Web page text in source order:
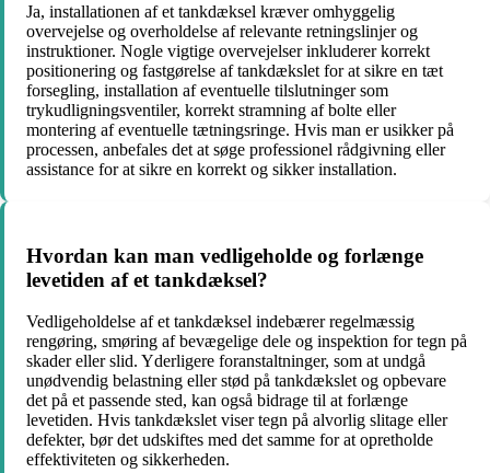
Ja, installationen af et tankdæksel kræver omhyggelig
overvejelse og overholdelse af relevante retningslinjer og
instruktioner. Nogle vigtige overvejelser inkluderer korrekt
positionering og fastgørelse af tankdækslet for at sikre en tæt
forsegling, installation af eventuelle tilslutninger som
trykudligningsventiler, korrekt stramning af bolte eller
montering af eventuelle tætningsringe. Hvis man er usikker på
processen, anbefales det at søge professionel rådgivning eller
assistance for at sikre en korrekt og sikker installation.
Hvordan kan man vedligeholde og forlænge
levetiden af et tankdæksel?
Vedligeholdelse af et tankdæksel indebærer regelmæssig
rengøring, smøring af bevægelige dele og inspektion for tegn på
skader eller slid. Yderligere foranstaltninger, som at undgå
unødvendig belastning eller stød på tankdækslet og opbevare
det på et passende sted, kan også bidrage til at forlænge
levetiden. Hvis tankdækslet viser tegn på alvorlig slitage eller
defekter, bør det udskiftes med det samme for at opretholde
effektiviteten og sikkerheden.